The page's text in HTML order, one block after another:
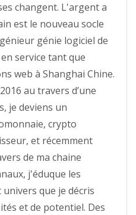
changent. L'argent a
est le nouveau socle
génie logiciel de
service tant que
web à Shanghai Chine.
au travers d’une
je deviens un
crypto
et récemment
de ma chaine
j'éduque les
que je décris
et de potentiel. Des